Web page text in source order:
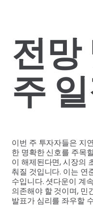
전망
주
이번 주 투자자들은 지
한 명확한 신호를 주목
이 해제된다면, 시장의
춰질 것입니다. 이는 연
수입니다. 셧다운이 계
의존해야 할 것이며, 민
발표가 심리를 좌우할